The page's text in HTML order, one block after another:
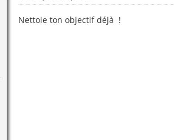
Nettoie ton objectif déjà !